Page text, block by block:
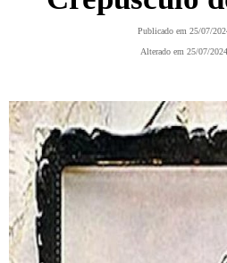
Publicado em 25/07/
Alterado em 25/07/